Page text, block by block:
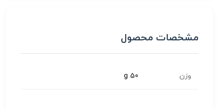
مشخصات محصول
وزن 50 g